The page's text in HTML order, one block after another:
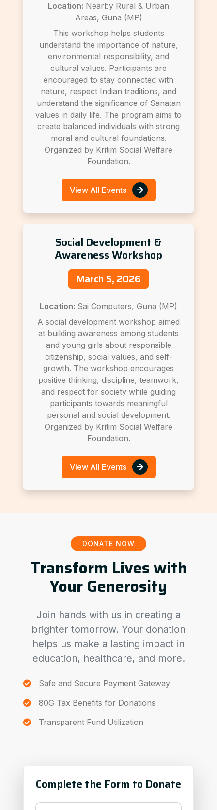
Location: Nearby Rural & Urban
Areas, Guna (MP)
This workshop helps students
understand the importance of nature,
environmental responsibility, and
cultural values. Participants are
encouraged to stay connected with
nature, respect Indian traditions, and
understand the significance of Sanatan
values in daily life. The program aims to
create balanced individuals with strong
moral and cultural foundations.
Organized by Kritim Social Welfare
Foundation.
View All Events
Social Development &
Awareness Workshop
March 5, 2026
Location: Sai Computers, Guna (MP)
A social development workshop aimed
at building awareness among students
and young girls about responsible
citizenship, social values, and self-
growth. The workshop encourages
positive thinking, discipline, teamwork,
and respect for society while guiding
participants towards meaningful
personal and social development.
Organized by Kritim Social Welfare
Foundation.
View All Events
DONATE NOW
Transform Lives with
Your Generosity
Join hands with us in creating a
brighter tomorrow. Your donation
helps us make a lasting impact in
education, healthcare, and more.
Safe and Secure Payment Gateway
80G Tax Benefits for Donations
Transparent Fund Utilization
Complete the Form to Donate